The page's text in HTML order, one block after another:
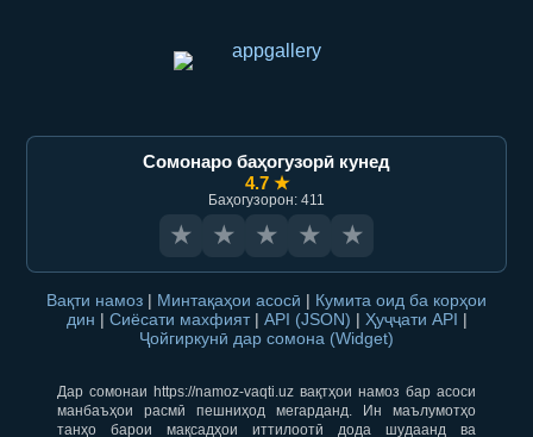
Сомонаро баҳогузорӣ кунед
4.7 ★
Баҳогузорон: 411
★ ★ ★ ★ ★
Вақти намоз | Минтақаҳои асосӣ | Кумита оид ба корҳои
дин | Сиёсати махфият | API (JSON) | Ҳуҷҷати API |
Ҷойгиркунӣ дар сомона (Widget)
Дар сомонаи https://namoz-vaqti.uz вақтҳои намоз бар асоси
манбаъҳои расмӣ пешниҳод мегарданд. Ин маълумотҳо
танҳо барои мақсадҳои иттилоотӣ дода шудаанд ва